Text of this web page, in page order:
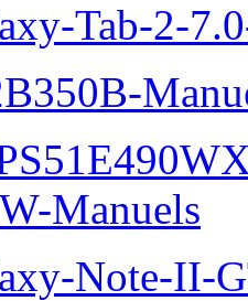
Tab-2-
Manuels
Note-II-